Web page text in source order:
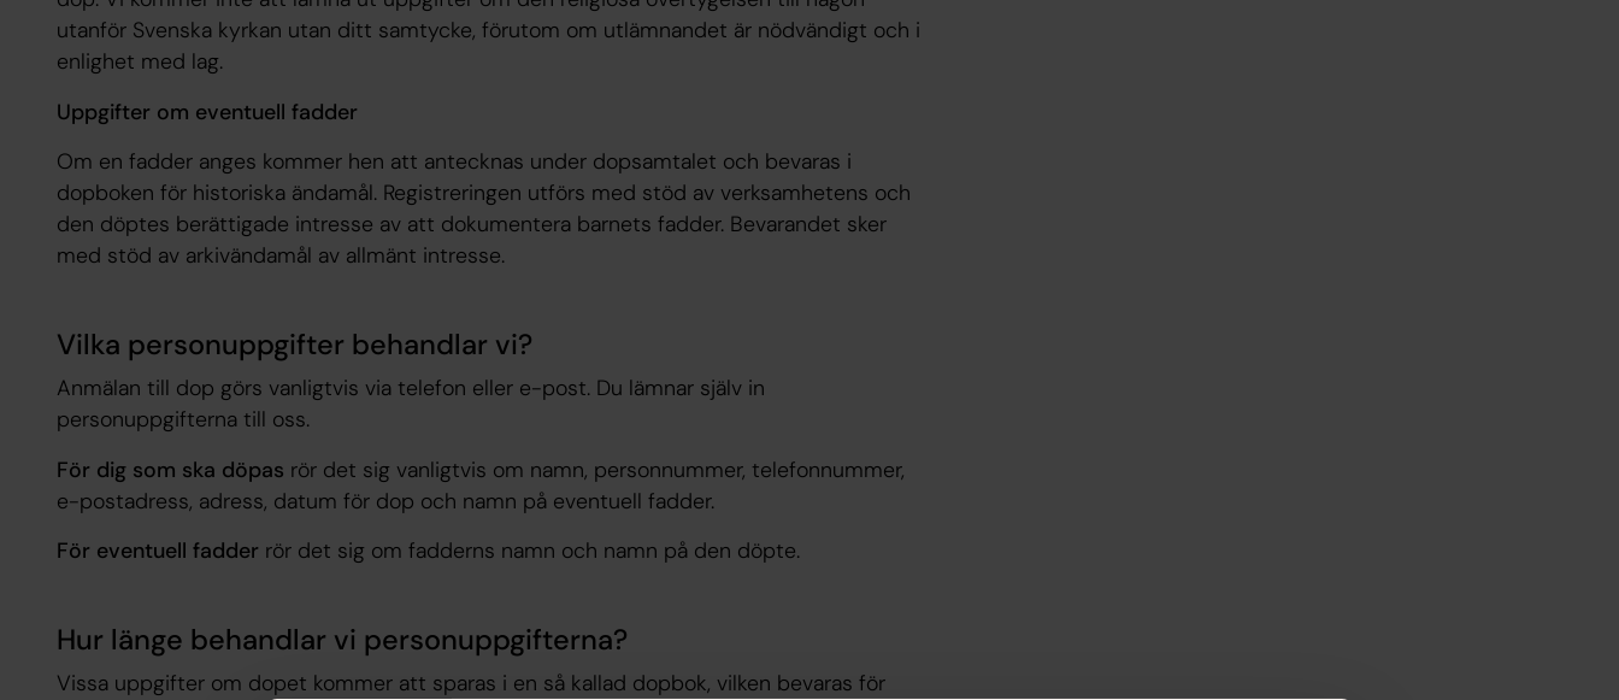
utanför Svenska kyrkan utan ditt samtycke, förutom om utlämnandet är nödvändigt och i
enlighet med lag.
Uppgifter om eventuell fadder
Om en fadder anges kommer hen att antecknas under dopsamtalet och bevaras i
dopboken för historiska ändamål. Registreringen utförs med stöd av verksamhetens och
den döptes berättigade intresse av att dokumentera barnets fadder. Bevarandet sker
med stöd av arkivändamål av allmänt intresse.
Vilka personuppgifter behandlar vi?
Anmälan till dop görs vanligtvis via telefon eller e-post. Du lämnar själv in
personuppgifterna till oss.
För dig som ska döpas rör det sig vanligtvis om namn, personnummer, telefonnummer,
e-postadress, adress, datum för dop och namn på eventuell fadder.
För eventuell fadder rör det sig om fadderns namn och namn på den döpte.
Hur länge behandlar vi personuppgifterna?
Vissa uppgifter om dopet kommer att sparas i en så kallad dopbok, vilken bevaras för